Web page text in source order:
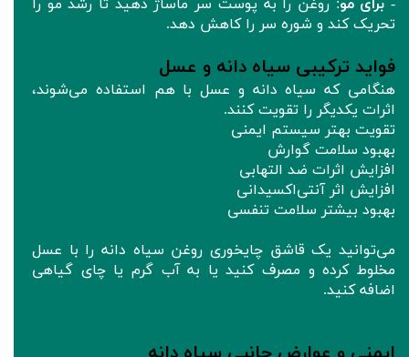
- برای مو: روغن را به پوست سر ماساژ دهید تا رشد مو را
تحریک کند و شوره سر را کاهش دهد.
فواید ترکیبی سیاه دانه و عسل
هنگامی که سیاه دانه و عسل با هم استفاده می‌شوند،
اثرات یکدیگر را تقویت کنند.
تقویت بهتر سیستم ایمنی
بهبود سلامت گوارش
افزایش اثرات ضد التهابی
افزایش اثر آنتی‌اکسیدانی
بهبود بیشتر سلامت تنفسی
می‌توانید یک قاشق چایخوری روغن سیاه دانه را با عسل
مخلوط کرده و مصرف کنید یا به آب گرم یا چای گیاهی
اضافه کنید.